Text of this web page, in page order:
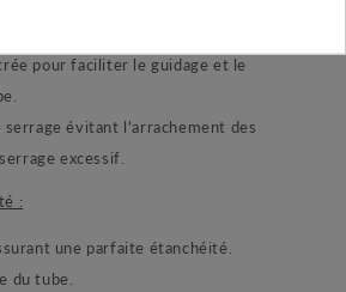
pour faciliter le guidage et le
serrage évitant l'arrachement des
excessif.
:
une parfaite étanchéité.
du tube.